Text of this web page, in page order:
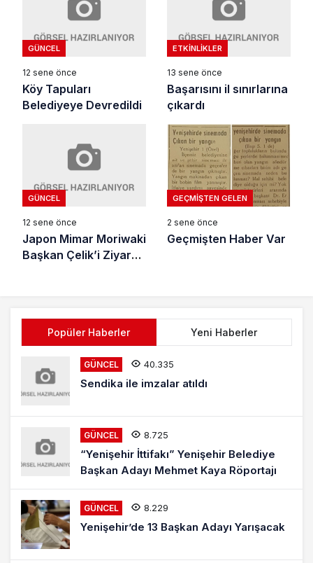
GÜNCEL
12 sene önce
Köy Tapuları
Belediyeye Devredildi
ETKINLIKLER
13 sene önce
Başarısını il sınırlarına
çıkardı
GÜNCEL
12 sene önce
Japon Mimar Moriwaki
Başkan Çelik’i Ziyaret
GEÇMIŞTEN GELEN
2 sene önce
Geçmişten Haber Var
Popüler Haberler Yeni Haberler
GÜNCEL 40.335
Sendika ile imzalar atıldı
GÜNCEL 8.725
“Yenişehir İttifakı” Yenişehir Belediye
Başkan Adayı Mehmet Kaya Röportajı
GÜNCEL 8.229
Yenişehir’de 13 Başkan Adayı Yarışacak